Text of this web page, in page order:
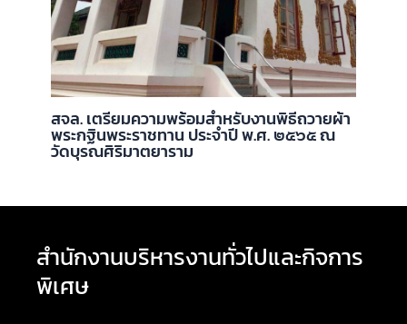
สจล. เตรียมความพร้อมสำหรับงานพิธีถวายผ้า
พระกฐินพระราชทาน ประจำปี พ.ศ. ๒๕๖๕ ณ
วัดบุรณศิริมาตยาราม
สำนักงานบริหารงานทั่วไปและกิจการ
พิเศษ